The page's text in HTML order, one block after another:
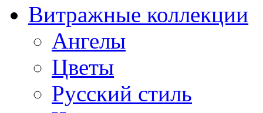
Витражные коллекции
Ангелы
Цветы
Русский стиль